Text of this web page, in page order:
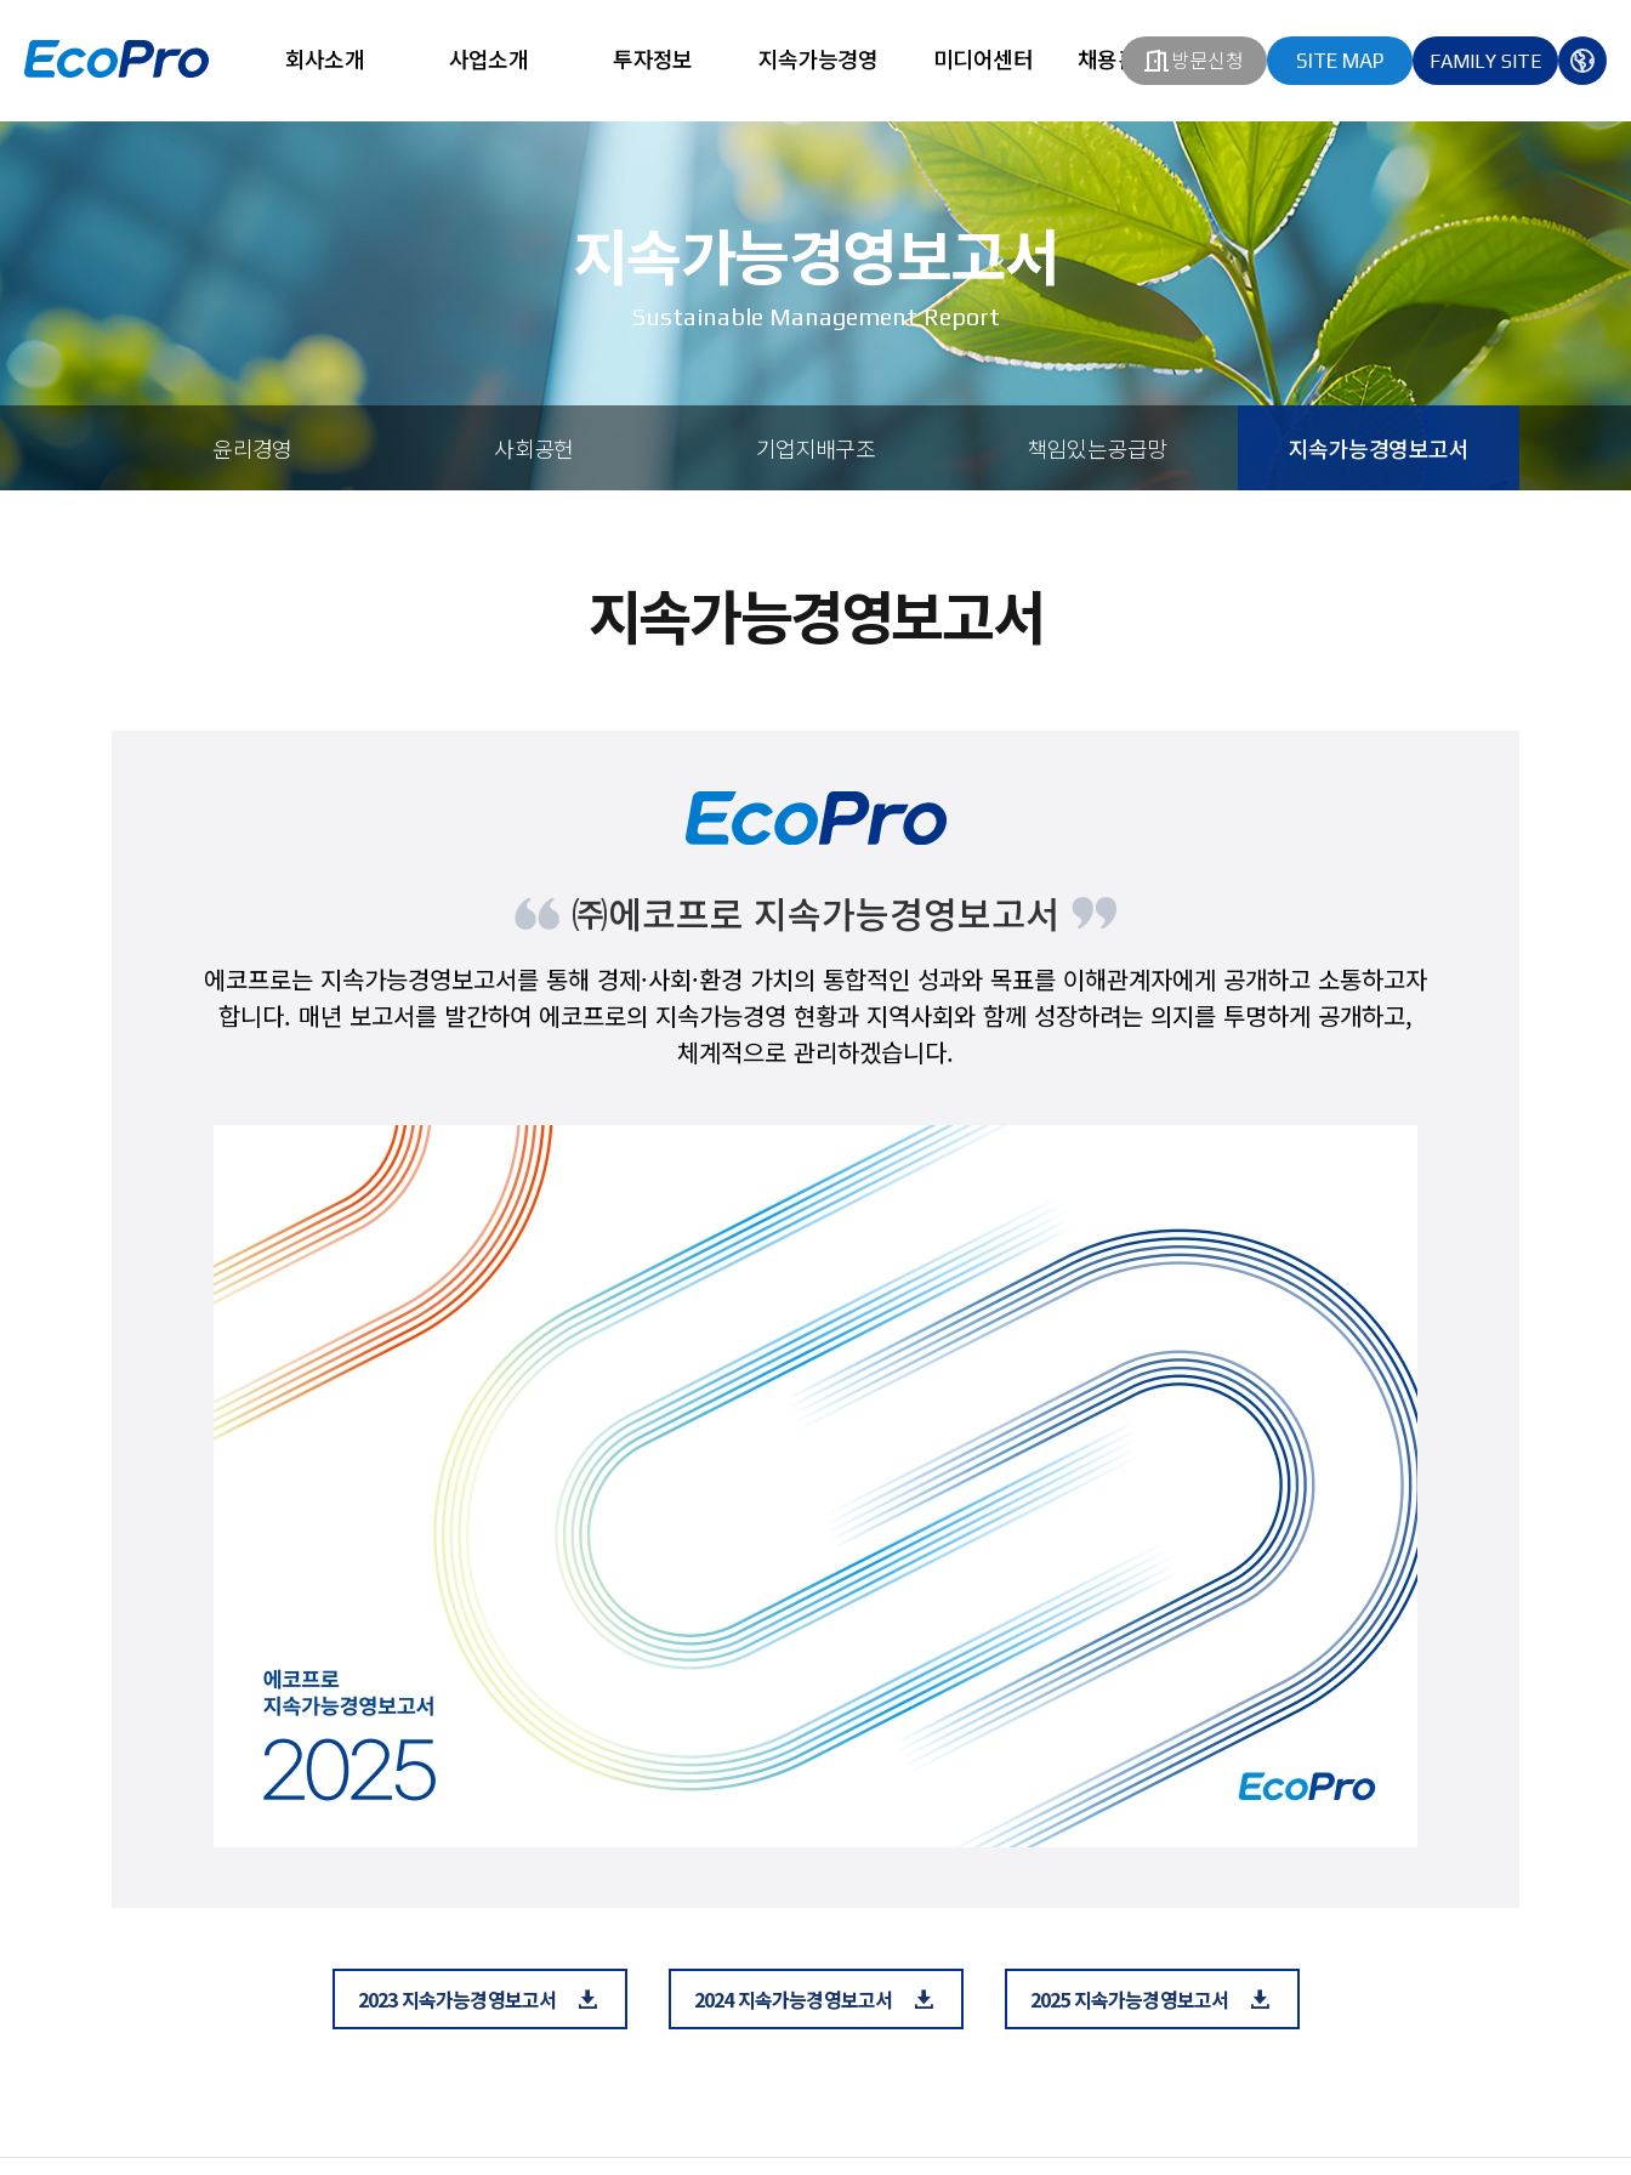
회사소개 사업소개 투자정보 지속가능경영 미디어센터 채용홈페이지방문신청 SITE MAP
열기 FAMILY SITE
열기
다국
지속가능경영보고서
Sustainable Management Report
윤리경영 사회공헌 기업지배구조 책임있는공급망 지속가능경영보고서
지속가능경영보고서
㈜에코프로 지속가능경영보고서
에코프로는 지속가능경영보고서를 통해 경제·사회·환경 가치의 통합적인 성과와 목표를 이해관계자에게 공개하고 소통하고자
합니다. 매년 보고서를 발간하여 에코프로의 지속가능경영 현황과 지역사회와 함께 성장하려는 의지를 투명하게 공개하고,
체계적으로 관리하겠습니다.
2023 지속가능경영보고서 2024 지속가능경영보고서 2025 지속가능경영보고서